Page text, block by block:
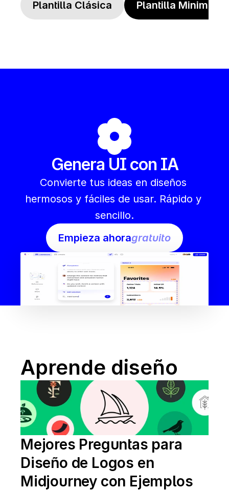
Plantilla Clásica
Plantilla
Genera UI con IA
Convierte tus ideas en diseños
hermosos y fáciles de usar. Rápido y
sencillo.
Empieza ahoragratuito
Aprende diseño
Mejores Preguntas para
Diseño de Logos en
Midjourney con Ejemplos